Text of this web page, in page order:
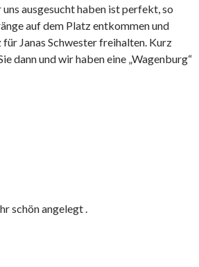
ausgesucht haben ist perfekt, so
auf dem Platz entkommen und
Janas Schwester freihalten. Kurz
dann und wir haben eine „Wagenburg“
schön angelegt .